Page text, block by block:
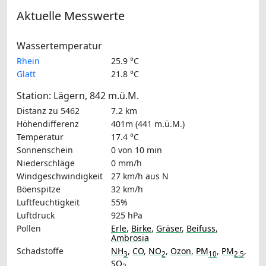
Aktuelle Messwerte
Wassertemperatur
Rhein
25.9 °C
Glatt
21.8 °C
Station: Lägern, 842 m.ü.M.
Distanz zu 5462
7.2 km
Höhendifferenz
401m (441 m.ü.M.)
Temperatur
17.4 °C
Sonnenschein
0 von 10 min
Niederschläge
0 mm/h
Windgeschwindigkeit
27 km/h aus N
Böenspitze
32 km/h
Luftfeuchtigkeit
55%
Luftdruck
925 hPa
Pollen
Erle, Birke, Gräser, Beifuss,
Ambrosia
Schadstoffe
NH3, CO, NO2, Ozon, PM10, PM2.5,
SO